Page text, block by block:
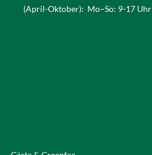
(April-Oktober): Mo–So: 9-17 Uhr